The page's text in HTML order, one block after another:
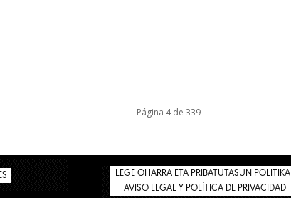
Página 4 de 339
LEGE OHARRA ETA PRIBATUTASUN POLITIKA |
AVISO LEGAL Y POLÍTICA DE PRIVACIDAD